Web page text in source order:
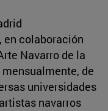
en colaboración
Navarro de la
de
universidades
navarros